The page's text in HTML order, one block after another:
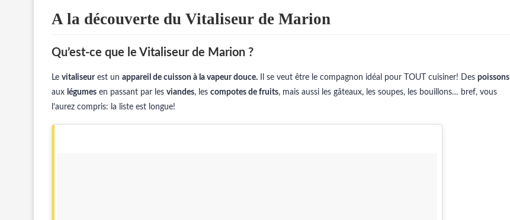
A la découverte du Vitaliseur de Marion
Qu’est-ce que le Vitaliseur de Marion ?
Le vitaliseurest un appareil de cuisson à la vapeur douce. Il se veut être le compagnon idéal pour TOUT cuisiner! Des poissons
aux légumes en passant par les viandes, les compotes de fruits, mais aussi les gâteaux, les soupes, les bouillons… bref, vous
l’aurez compris: la liste est longue!